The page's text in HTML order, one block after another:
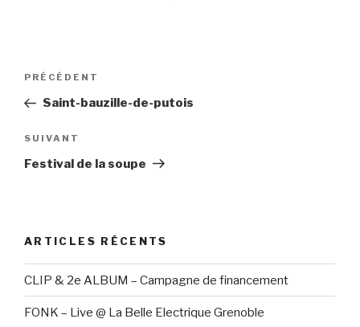
Navigation
l’article
Article
précédent
PRÉCÉDENT
Saint-bauzille-de-putois
Article
suivant
SUIVANT
Festival de la soupe
ARTICLES RÉCENTS
CLIP & 2e ALBUM – Campagne de financement
FONK – Live @ La Belle Electrique Grenoble